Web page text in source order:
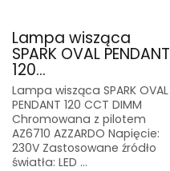
Lampa wisząca
SPARK OVAL PENDANT
120...
Lampa wisząca SPARK OVAL
PENDANT 120 CCT DIMM
Chromowana z pilotem
AZ6710 AZZARDO Napięcie:
230V Zastosowane źródło
światła: LED ...